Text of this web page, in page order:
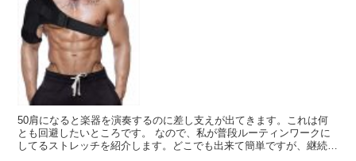
50肩になると楽器を演奏するのに差し支えが出てきます。これは何
とも回避したいところです。 なので、私が普段ルーティンワークに
してるストレッチを紹介します。どこでも出来て簡単ですが、継続す